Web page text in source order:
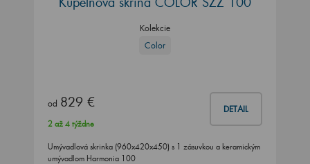
Kolekcie
Color
od 829 € DETAIL
2 až 4 týždne
Umývadlová skrinka (960x420x450) s 1 zásuvkou a keramickým
umývadlom Harmonia 100